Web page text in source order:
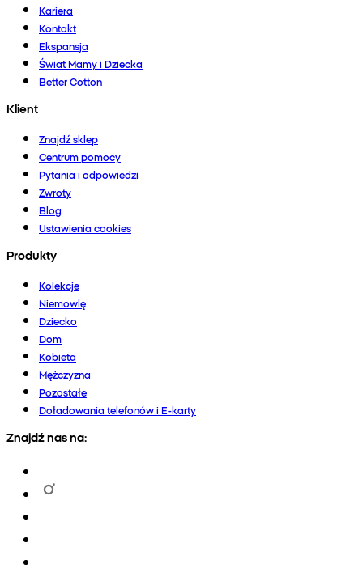
Kariera
Kontakt
Ekspansja
Świat Mamy i Dziecka
Better Cotton
Klient
Znajdź sklep
Centrum pomocy
Pytania i odpowiedzi
Zwroty
Blog
Ustawienia cookies
Produkty
Kolekcje
Niemowlę
Dziecko
Dom
Kobieta
Mężczyzna
Pozostałe
Doładowania telefonów i E-karty
Znajdź nas na: